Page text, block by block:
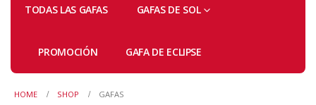
TODAS LAS GAFAS GAFAS DE SOL
PROMOCIÓN GAFA DE ECLIPSE
HOME SHOP GAFAS